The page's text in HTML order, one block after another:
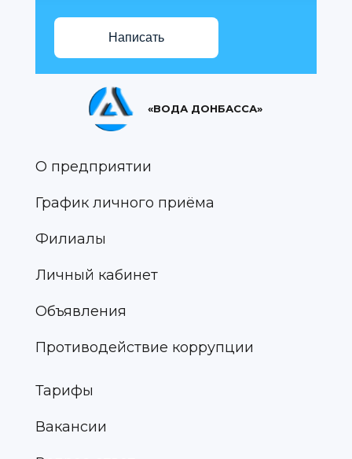
Написать
«ВОДА ДОНБАССА»
О предприятии
График личного приёма
Филиалы
Личный кабинет
Объявления
Противодействие коррупции
Тарифы
Вакансии